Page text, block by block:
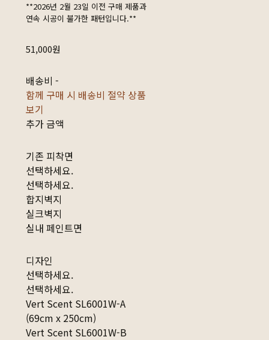
**2026년 2월 23일 이전 구매 제품과
연속 시공이 불가한 패턴입니다.**
51,000원
배송비 -
함께 구매 시 배송비 절약 상품
보기
추가 금액
기존 피착면
선택하세요.
선택하세요.
합지벽지
실크벽지
실내 페인트면
디자인
선택하세요.
선택하세요.
Vert Scent SL6001W-A
(69cm x 250cm)
Vert Scent SL6001W-B